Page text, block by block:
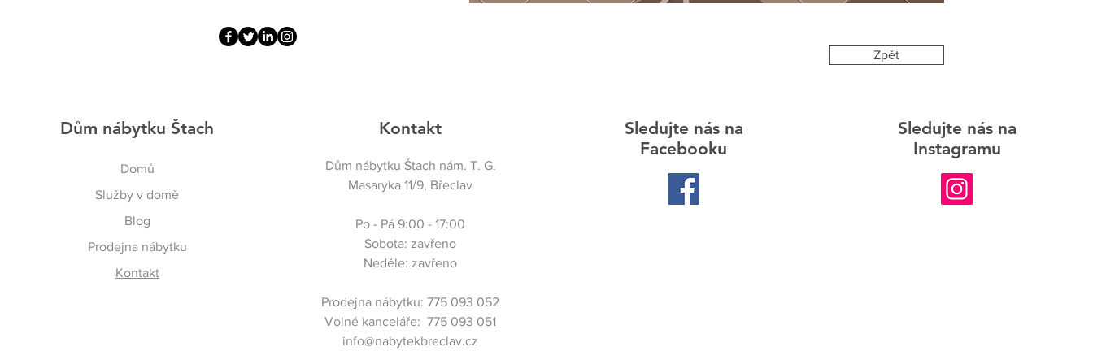
Zpět
Dům nábytku Štach
Domů
Služby v domě
Blog
Prodejna nábytku
Kontakt
Kontakt
Dům nábytku Štach nám. T. G.
Masaryka 11/9, Břeclav
Po - Pá 9:00 - 17:00
Sobota: zavřeno
Neděle: zavřeno
Prodejna nábytku:​ 775 093 052
Volné kanceláře: ​ 775 093 051
info@nabytekbreclav.cz
Sledujte nás na
Facebooku
Sledujte nás na
Instagramu